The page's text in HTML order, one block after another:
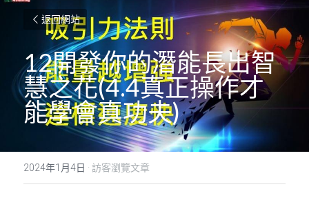
返回網站
12開發你的潛能長出智
慧之花(4.4真正操作才
能學會真功夫)
2024年1月4日 · 訪客瀏覽文章